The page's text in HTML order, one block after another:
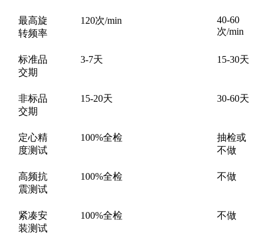
最高旋
转频率
120次/min
40-60
次/min
标准品
交期
3-7天 15-30天
非标品
交期
15-20天 30-60天
定心精
度测试
100%全检
抽检或
不做
高频抗
震测试
100%全检 不做
紧凑安
装测试
100%全检 不做